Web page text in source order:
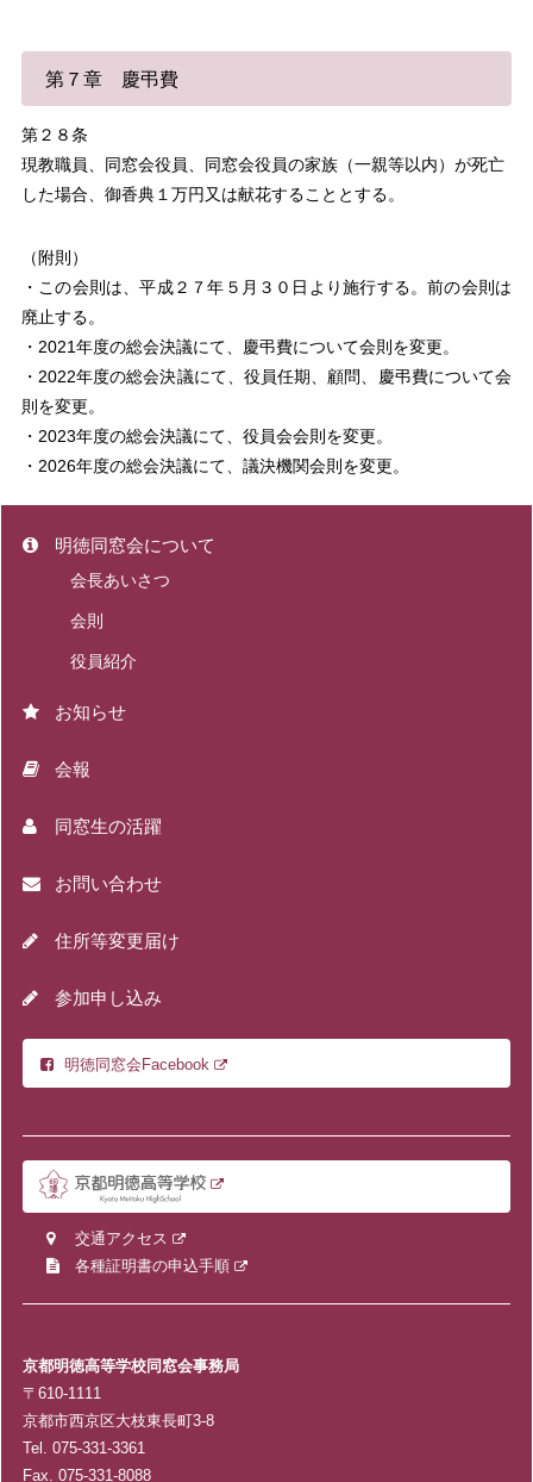
第７章 慶弔費
第２８条
現教職員、同窓会役員、同窓会役員の家族（一親等以内）が死亡
した場合、御香典１万円又は献花することとする。
（附則）
・この会則は、平成２７年５月３０日より施行する。前の会則は
廃止する。
・2021年度の総会決議にて、慶弔費について会則を変更。
・2022年度の総会決議にて、役員任期、顧問、慶弔費について会
則を変更。
・2023年度の総会決議にて、役員会会則を変更。
・2026年度の総会決議にて、議決機関会則を変更。
明徳同窓会について
会長あいさつ
会則
役員紹介
お知らせ
会報
同窓生の活躍
お問い合わせ
住所等変更届け
参加申し込み
明徳同窓会Facebook
交通アクセス
各種証明書の申込手順
京都明徳高等学校同窓会事務局
〒610-1111
京都市西京区大枝東長町3-8
Tel. 075-331-3361
Fax. 075-331-8088